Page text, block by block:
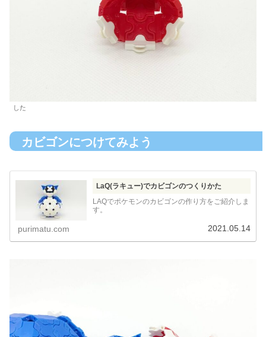
した
カビゴンにつけてみよう
LaQ(ラキュー)でカビゴンのつくりかた
LAQでポケモンのカビゴンの作り方をご紹介しま
す。
purimatu.com 2021.05.14